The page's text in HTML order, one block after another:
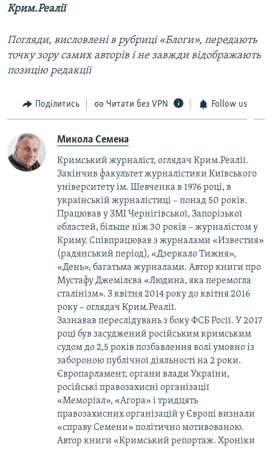
Крим.Реалії
Погляди, висловлені в рубриці «Блоги», передають
точку зору самих авторів і не завжди відображають
позицію редакції
Поділитись Читати без VPN Follow us
Микола Семена
Кримський журналіст, оглядач Крим.Реалії.
Закінчив факультет журналістики Київського
університету ім. Шевченка в 1976 році, в
українській журналістиці – понад 50 років.
Працював у ЗМІ Чернігівської, Запорізької
областей, більше ніж 30 років – журналістом у
Криму. Співпрацював з журналами «Известия»
(радянський період), «Дзеркало Тижня»,
«День», багатьма журналами. Автор книги про
Мустафу Джемілєва «Людина, яка перемогла
сталінізм». З квітня 2014 року до квітня 2016
року – оглядач Крим.Реалії.
Зазнавав переслідувань з боку ФСБ Росії. У 2017
році був засуджений російським кримським
судом до 2,5 років позбавлення волі умовно із
забороною публічної діяльності на 2 роки.
Європарламент, органи влади України,
російські правозахисні організації
«Меморіал», «Агора» і тридцять
правозахисних організацій у Європі визнали
«справу Семени» політично мотивованою.
Автор книги «Кримський репортаж. Хроніки